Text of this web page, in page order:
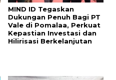
MIND ID Tegaskan
Dukungan Penuh Bagi PT
Vale di Pomalaa, Perkuat
Kepastian Investasi dan
Hilirisasi Berkelanjutan